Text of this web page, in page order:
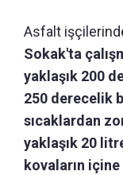
Asfalt
Sokak'ta
yaklaşık 200
250 derecelik
sıcaklardan
yaklaşık 20
kovaların içine